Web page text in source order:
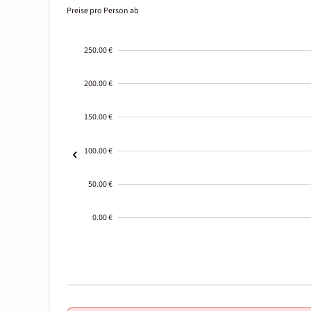
Preise pro Person ab
250.00 €
200.00 €
150.00 €
100.00 €
50.00 €
0.00 €
01-02